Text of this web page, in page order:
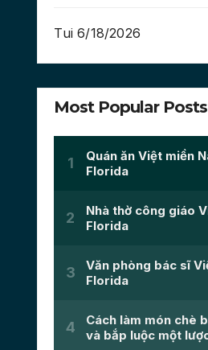
Tui 6/18/2026
Most Popular Posts